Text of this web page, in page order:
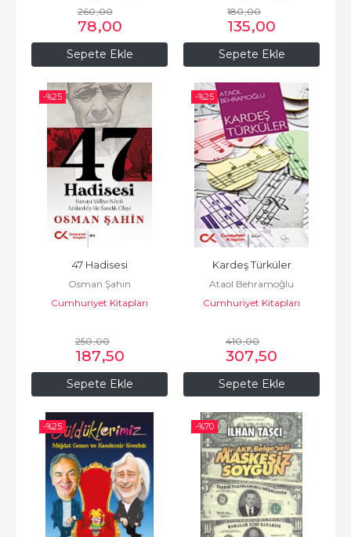
Sepete Ekle
260,00
78,00
Sepete Ekle
180,00
135,00
-%25
Sepete Ekle
47 Hadisesi
Osman Şahin
Cumhuriyet Kitapları
250,00
187,50
-%25
Sepete Ekle
Kardeş Türküler
Ataol Behramoğlu
Cumhuriyet Kitapları
410,00
307,50
-%25 -%70